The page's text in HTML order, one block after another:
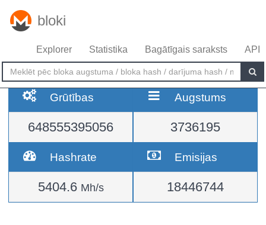
bloki
Explorer Statistika Bagātīgais saraksts API
Grūtības
648555395056
Augstums
3736195
Hashrate
5404.6 Mh/s
Emisijas
18446744